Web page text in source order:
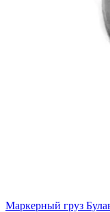
Маркерный груз